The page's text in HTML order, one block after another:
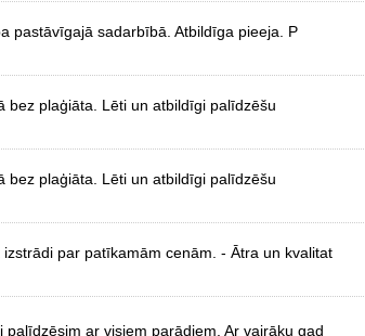
pastāvīgajā sadarbībā. Atbildīga pieeja. P
bez plaģiāta. Lēti un atbildīgi palīdzēšu
bez plaģiāta. Lēti un atbildīgi palīdzēšu
par patīkamām cenām. - Ātra un kvalitat
ar visiem parādiem. Ar vairāku gad